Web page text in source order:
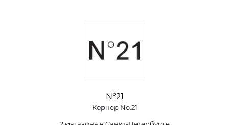
N°21
Корнер No.21